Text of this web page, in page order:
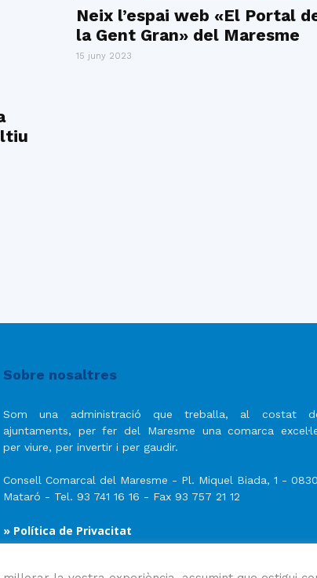
Neix l’espai web «El Portal
la Gent Gran» del Maresme
15 juny 2023
Sobre nosaltres
Som una administració que treballa, al costat
ajuntaments, per fer del Maresme una comarca
per viure, per invertir i per gaudir.
Consell Comarcal del Maresme - Pl. Miquel Biada, 1 -
Mataró - Tel. 93 741 16 16 - Fax 93 757 21 12
» Política de Privacitat